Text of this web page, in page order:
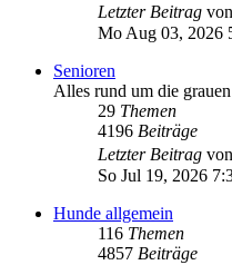
Letzter Beitrag von
Mo Aug 03, 2026
Senioren
Alles rund um die
29 Themen
4196 Beiträge
Letzter Beitrag von
So Jul 19, 2026
Hunde allgemein
116 Themen
4857 Beiträge